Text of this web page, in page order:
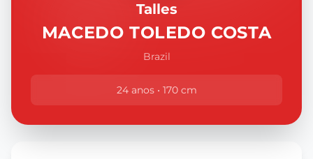
Talles
MACEDO TOLEDO COSTA
Brazil
24 anos • 170 cm